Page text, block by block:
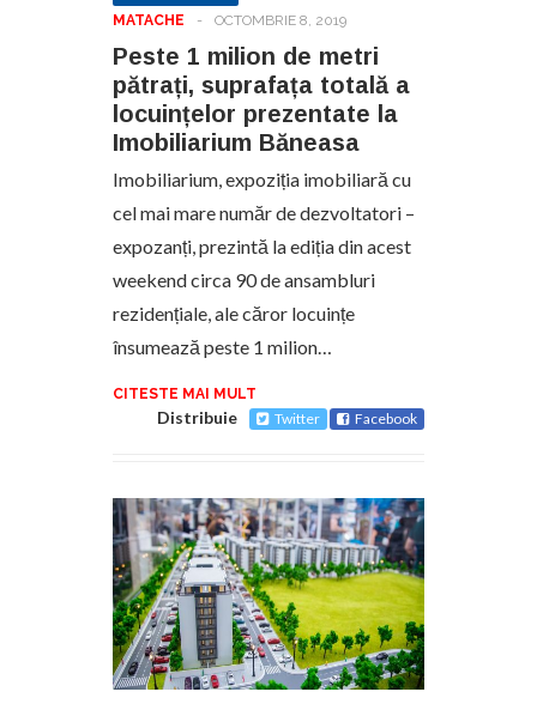
MATACHE
- OCTOMBRIE 8, 2019
Peste 1 milion de metri
pătrați, suprafața totală a
locuințelor prezentate la
Imobiliarium Băneasa
Imobiliarium, expoziția imobiliară cu
cel mai mare număr de dezvoltatori –
expozanți, prezintă la ediția din acest
weekend circa 90 de ansambluri
rezidențiale, ale căror locuințe
însumează peste 1 milion…
CITESTE MAI MULT
Distribuie Twitter Facebook